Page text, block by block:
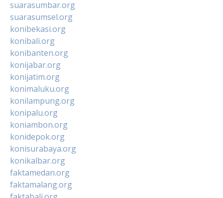
suarasumbar.org
suarasumsel.org
konibekasi.org
konibali.org
konibanten.org
konijabar.org
konijatim.org
konimaluku.org
konilampung.org
konipalu.org
koniambon.org
konidepok.org
konisurabaya.org
konikalbar.org
faktamedan.org
faktamalang.org